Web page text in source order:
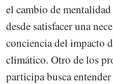
el cambio de
desde satisfacer una
conciencia del impacto
climático. Otro de los
participa busca